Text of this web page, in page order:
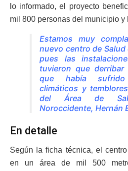
lo informado, el proyecto
mil 800 personas del municipio y
Estamos muy
nuevo centro de
pues las
tuvieron que
que había
climáticos y
del Área de
Noroccidente, Hernán
En detalle
Según la ficha técnica, el
en un área de mil 500